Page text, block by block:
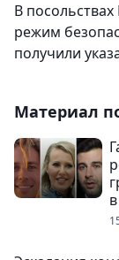
В
режим
получили
Материал